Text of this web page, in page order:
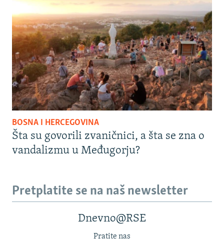
BOSNA I HERCEGOVINA
Šta su govorili zvaničnici, a šta se zna o
vandalizmu u Međugorju?
Pretplatite se na naš newsletter
Dnevno@RSE
Pratite nas